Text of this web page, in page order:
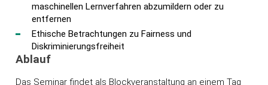
maschinellen Lernverfahren abzumildern oder zu
entfernen
Ethische Betrachtungen zu Fairness und
Diskriminierungsfreiheit
Ablauf
Das Seminar findet als Blockveranstaltung an einem Tag